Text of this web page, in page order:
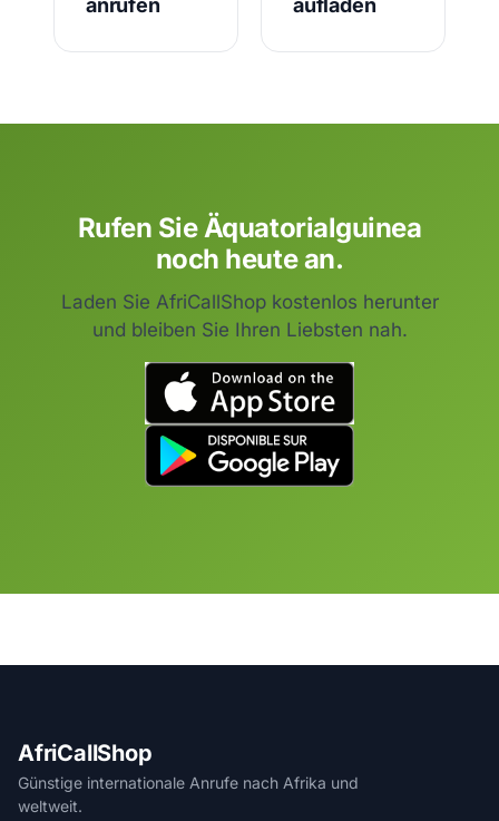
anrufen
aufladen
Rufen Sie Äquatorialguinea
noch heute an.
Laden Sie AfriCallShop kostenlos herunter
und bleiben Sie Ihren Liebsten nah.
AfriCallShop
Günstige internationale Anrufe nach Afrika und
weltweit.